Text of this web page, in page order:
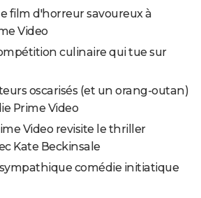
film d'horreur savoureux à
Video
culinaire qui tue sur
oscarisés (et un orang-outan)
Prime Video
Video revisite le thriller
Kate Beckinsale
sympathique comédie initiatique